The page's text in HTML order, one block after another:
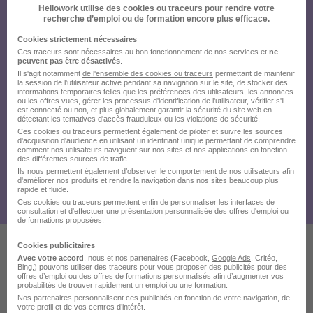
Ces offres pourraient aussi
vous intéresser
Hellowork utilise des cookies ou traceurs pour rendre votre
recherche d’emploi ou de formation encore plus efficace.
Cookies strictement nécessaires
Ces traceurs sont nécessaires au bon fonctionnement de nos services et ne
peuvent pas être désactivés
Il s'agit notamment de l'ensemble des cookies ou traceurs permettant de maintenir
la session de l'utilisateur active pendant sa navigation sur le site, de stocker des
informations temporaires telles que les préférences des utilisateurs, les annonces
ou les offres vues, gérer les processus d'identification de l'utilisateur, vérifier s'il
est connecté ou non, et plus globalement garantir la sécurité du site web en
détectant les tentatives d'accès frauduleux ou les violations de sécurité.
Ces cookies ou traceurs permettent également de piloter et suivre les sources
d'acquisition d'audience en utilisant un identifiant unique permettant de comprendre
comment nos utilisateurs naviguent sur nos sites et nos applications en fonction
des différentes sources de trafic.
Ils nous permettent également d’observer le comportement de nos utilisateurs afin
d'améliorer nos produits et rendre la navigation dans nos sites beaucoup plus
rapide et fluide.
Ces cookies ou traceurs permettent enfin de personnaliser les interfaces de
consultation et d'effectuer une présentation personnalisée des offres d'emploi ou
de formations proposées.
Cookies publicitaires
Avec votre accord , nous et nos partenaires (Facebook, Google Ads , Critéo,
Bing,) pouvons utiliser des traceurs pour vous proposer des publicités pour des
offres d’emploi ou des offres de formations personnalisés afin d’augmenter vos
probabilités de trouver rapidement un emploi ou une formation.
Nos partenaires personnalisent ces publicités en fonction de votre navigation, de
votre profil et de vos centres d’intérêt.